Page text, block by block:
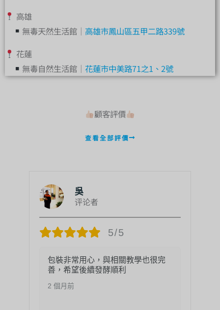
高雄
無毒天然生活館｜ 高雄市鳳山區五甲二路339號
花蓮
無毒自然生活館｜ 花蓮市中美路71之1、2號
顧客評價
查看全部評價
吳
评论者
5/5
包裝非常用心，與相關教學也很完
善，希望後續發酵順利
2 個月前